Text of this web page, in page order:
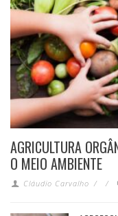
AGRICULTURA
O MEIO AMBIENTE
Cláudio Carvalho / /